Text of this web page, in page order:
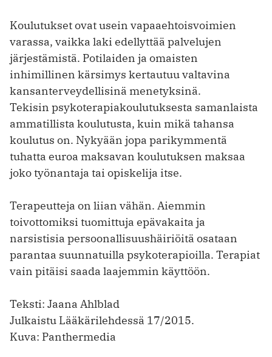
Koulutukset ovat usein vapaaehtoisvoimien
varassa, vaikka laki edellyttää palvelujen
järjestämistä. Potilaiden ja omaisten
inhimillinen kärsimys kertautuu valtavina
kansanterveydellisinä menetyksinä.
Tekisin psykoterapiakoulutuksesta samanlaista
ammatillista koulutusta, kuin mikä tahansa
koulutus on. Nykyään jopa parikymmentä
tuhatta euroa maksavan koulutuksen maksaa
joko työnantaja tai opiskelija itse.
Terapeutteja on liian vähän. Aiemmin
toivottomiksi tuomittuja epävakaita ja
narsistisia persoonallisuushäiriöitä osataan
parantaa suunnatuilla psykoterapioilla. Terapiat
vain pitäisi saada laajemmin käyttöön.
Teksti: Jaana Ahlblad
Julkaistu Lääkärilehdessä 17/2015.
Kuva: Panthermedia